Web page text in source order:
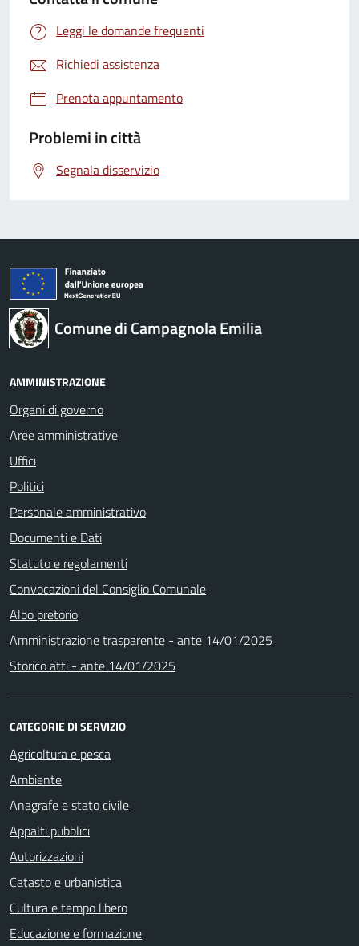
Leggi le domande frequenti
Richiedi assistenza
Prenota appuntamento
Problemi in città
Segnala disservizio
Comune di Campagnola Emilia
AMMINISTRAZIONE
Organi di governo
Aree amministrative
Uffici
Politici
Personale amministrativo
Documenti e Dati
Statuto e regolamenti
Convocazioni del Consiglio Comunale
Albo pretorio
Amministrazione trasparente - ante 14/01/2025
Storico atti - ante 14/01/2025
CATEGORIE DI SERVIZIO
Agricoltura e pesca
Ambiente
Anagrafe e stato civile
Appalti pubblici
Autorizzazioni
Catasto e urbanistica
Cultura e tempo libero
Educazione e formazione